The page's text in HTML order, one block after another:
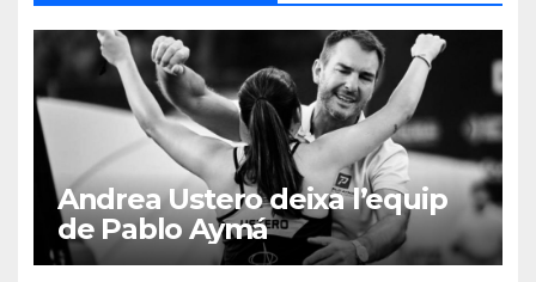
Andrea Ustero deixa l’equip
de Pablo Aymá